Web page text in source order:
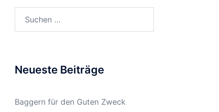
Neueste Beiträge
Baggern für den Guten Zweck